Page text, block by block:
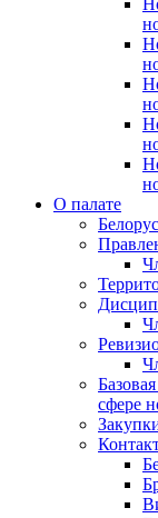
О палате
сфере